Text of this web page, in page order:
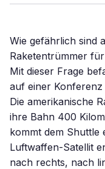
Wie gefährlich sind
Raketentrümmer
Mit dieser Frage
auf einer Konferenz
Die amerikanische
ihre Bahn 400
kommt dem Shuttle
Luftwaffen-Satellit
nach rechts, nach